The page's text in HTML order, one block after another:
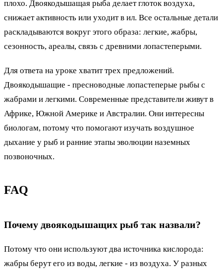
плохо. Двоякодышащая рыба делает глоток воздуха,
снижает активность или уходит в ил. Все остальные детали
раскладываются вокруг этого образа: легкие, жабры,
сезонность, ареалы, связь с древними лопастеперыми.
Для ответа на уроке хватит трех предложений.
Двоякодышащие - пресноводные лопастеперые рыбы с
жабрами и легкими. Современные представители живут в
Африке, Южной Америке и Австралии. Они интересны
биологам, потому что помогают изучать воздушное
дыхание у рыб и ранние этапы эволюции наземных
позвоночных.
FAQ
Почему двоякодышащих рыб так назвали?
Потому что они используют два источника кислорода:
жабры берут его из воды, легкие - из воздуха. У разных